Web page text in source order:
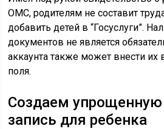
ОМС, родителям не составит
добавить детей в “Госуслуги”.
документов не является
аккаунта также может внести их
поля.
Создаем упрощенную
запись для ребенка